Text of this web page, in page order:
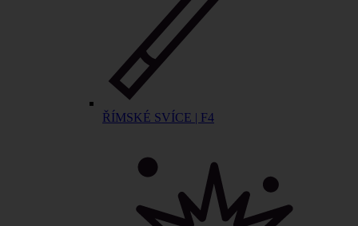
ŘÍMSKÉ SVÍCE | F4